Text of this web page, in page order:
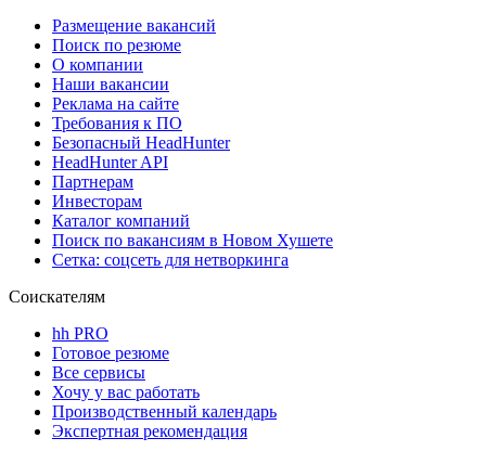
Размещение вакансий
Поиск по резюме
О компании
Наши вакансии
Реклама на сайте
Требования к ПО
Безопасный HeadHunter
HeadHunter API
Партнерам
Инвесторам
Каталог компаний
Поиск по вакансиям в Новом Хушете
Сетка: соцсеть для нетворкинга
Соискателям
hh PRO
Готовое резюме
Все сервисы
Хочу у вас работать
Производственный календарь
Экспертная рекомендация